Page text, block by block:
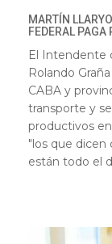
MARTÍN
FEDERAL PAGA
El Intendente
Rolando
CABA y
transporte y
productivos
"los que dicen
están todo el